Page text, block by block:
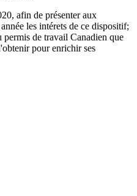
afin de présenter aux
les intérets de ce dispositif;
permis de travail Canadien que
pour enrichir ses